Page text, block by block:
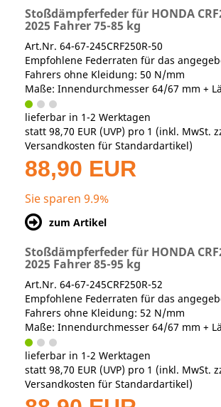
Stoßdämpferfeder für HONDA
2025 Fahrer 75-85 kg
Art.Nr. 64-67-245CRF250R-50
Empfohlene Federraten für das
Fahrers ohne Kleidung: 50 N/mm
Maße: Innendurchmesser 64/67 mm +
lieferbar in 1-2 Werktagen
statt 98,70 EUR (UVP) pro 1 (inkl. MwSt.
Versandkosten für Standardartikel)
88,90 EUR
Sie sparen 9.9%
zum Artikel
Stoßdämpferfeder für HONDA
2025 Fahrer 85-95 kg
Art.Nr. 64-67-245CRF250R-52
Empfohlene Federraten für das
Fahrers ohne Kleidung: 52 N/mm
Maße: Innendurchmesser 64/67 mm +
lieferbar in 1-2 Werktagen
statt 98,70 EUR (UVP) pro 1 (inkl. MwSt.
Versandkosten für Standardartikel)